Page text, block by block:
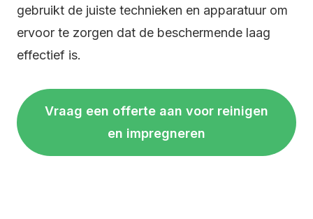
gebruikt de juiste technieken en apparatuur om
ervoor te zorgen dat de beschermende laag
effectief is.
Vraag een offerte aan voor reinigen
en impregneren